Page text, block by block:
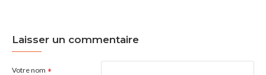
Laisser un commentaire
Votre nom